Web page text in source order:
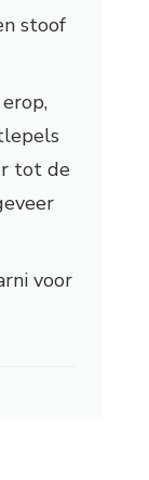
stoof
tot de
voor